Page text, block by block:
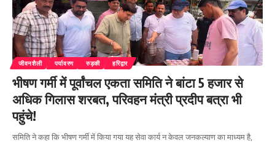
जीवनशैली पर्यावरण रुड़की हरिद्वार
भीषण गर्मी में पूर्वांचल एकता समिति ने बांटा 5 हजार से
अधिक गिलास शरबत, परिवहन मंत्री प्रदीप बत्रा भी
पहुंचे!
समिति ने कहा कि भीषण गर्मी में किया गया यह सेवा कार्य न केवल जनकल्याण का माध्यम है,